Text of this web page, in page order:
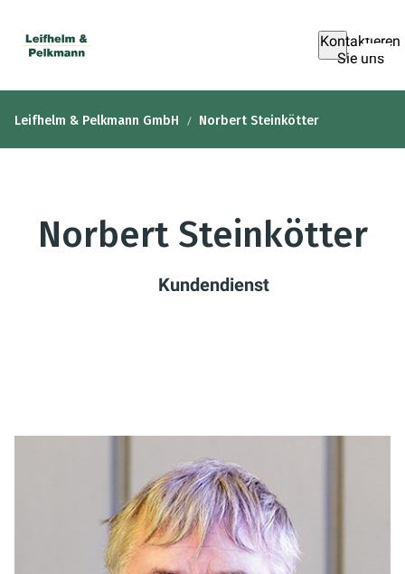
Kontaktieren
Sie uns
Leifhelm & Pelkmann GmbH Norbert Steinkötter
Norbert Steinkötter
Kundendienst